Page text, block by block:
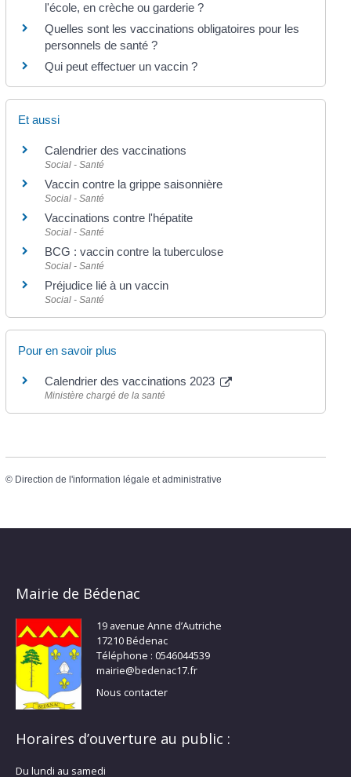
l'école, en crèche ou garderie ?
Quelles sont les vaccinations obligatoires pour les
personnels de santé ?
Qui peut effectuer un vaccin ?
Et aussi
Calendrier des vaccinations
Social - Santé
Vaccin contre la grippe saisonnière
Social - Santé
Vaccinations contre l'hépatite
Social - Santé
BCG : vaccin contre la tuberculose
Social - Santé
Préjudice lié à un vaccin
Social - Santé
Pour en savoir plus
Calendrier des vaccinations 2023
Ministère chargé de la santé
© Direction de l'information légale et administrative
Mairie de Bédenac
19 avenue Anne d’Autriche
17210 Bédenac
Téléphone : 0546044539
mairie@bedenac17.fr
Nous contacter
Horaires d’ouverture au public :
Du lundi au samedi